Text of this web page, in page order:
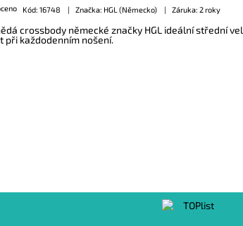
Kód: 16748 Značka: HGL (Německo) Záruka: 2 roky
crossbody německé značky HGL ideální střední
při každodenním nošení.